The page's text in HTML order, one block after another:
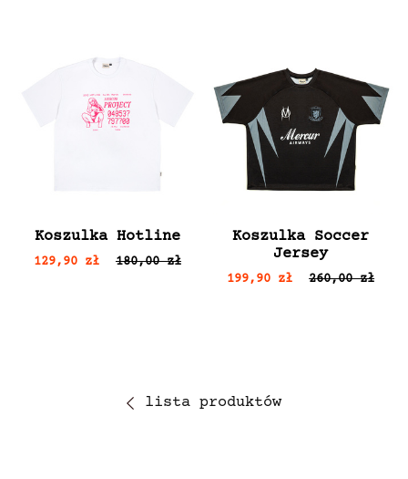
Koszulka Hotline
129,90 zł 180,00 zł
Koszulka Soccer
Jersey
199,90 zł 260,00 zł
lista produktów